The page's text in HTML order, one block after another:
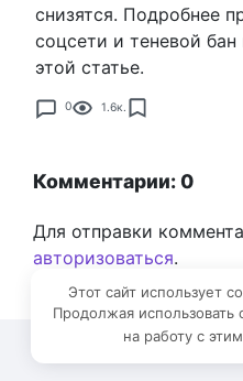
снизятся. Подробнее
соцсети и теневой
этой статье.
0 1.6к.
Комментарии: 0
Для отправки
авторизоваться.
Этот сайт использует
Продолжая использовать
на работу с